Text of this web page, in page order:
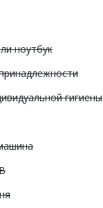
ноутбук
гигиены